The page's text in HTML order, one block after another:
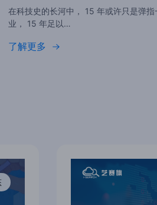
在科技史的长河中， 15 年或许只是弹
业， 15 年足以…
了解更多